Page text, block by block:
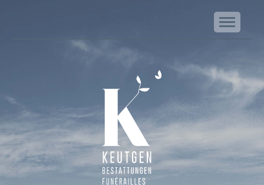
Keutgen | Bestattungen - Funérailles